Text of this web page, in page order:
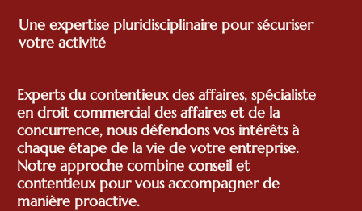
Une expertise pluridisciplinaire pour sécuriser
votre activité
Experts du contentieux des affaires, spécialiste
en droit commercial des affaires et de la
concurrence, nous défendons vos intérêts à
chaque étape de la vie de votre entreprise.
Notre approche combine conseil et
contentieux pour vous accompagner de
manière proactive.